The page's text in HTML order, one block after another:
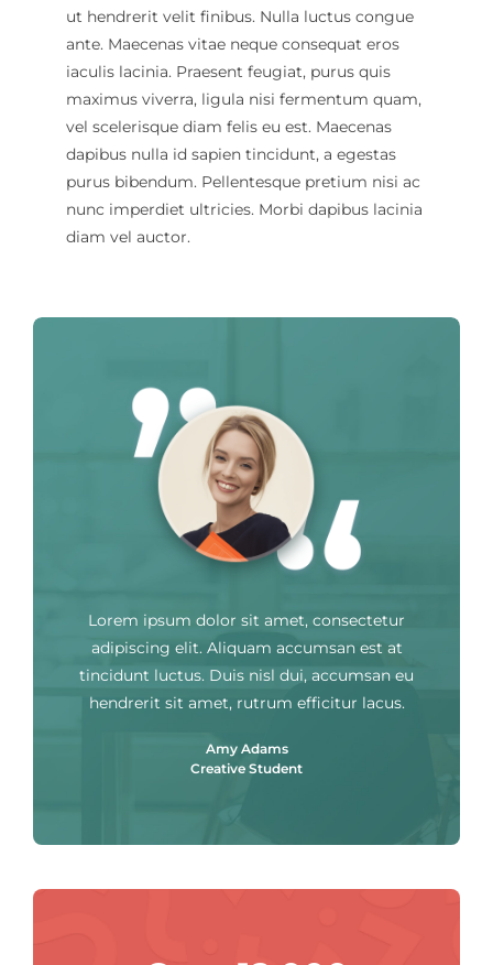
ut hendrerit velit finibus. Nulla luctus congue
ante. Maecenas vitae neque consequat eros
iaculis lacinia. Praesent feugiat, purus quis
maximus viverra, ligula nisi fermentum quam,
vel scelerisque diam felis eu est. Maecenas
dapibus nulla id sapien tincidunt, a egestas
purus bibendum. Pellentesque pretium nisi ac
nunc imperdiet ultricies. Morbi dapibus lacinia
diam vel auctor.
Lorem ipsum dolor sit amet, consectetur
adipiscing elit. Aliquam accumsan est at
tincidunt luctus. Duis nisl dui, accumsan eu
hendrerit sit amet, rutrum efficitur lacus.
Amy Adams
Creative Student